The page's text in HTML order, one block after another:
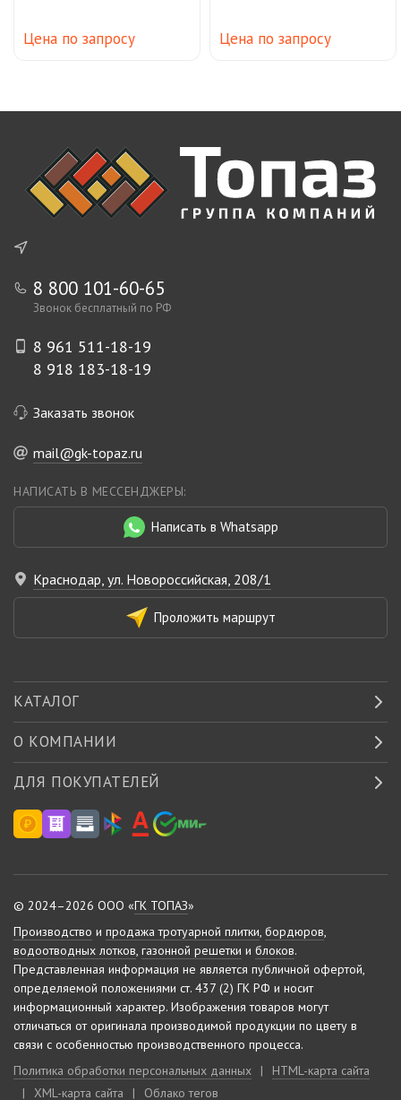
Цена по запросу Цена по запросу
8 800 101-60-65
Звонок бесплатный по РФ
8 961 511-18-19
8 918 183-18-19
Заказать звонок
mail@gk-topaz.ru
НАПИСАТЬ В МЕССЕНДЖЕРЫ:
Написать в Whatsapp
Краснодар, ул. Новороссийская, 208/1
Проложить маршрут
КАТАЛОГ
О КОМПАНИИ
ДЛЯ ПОКУПАТЕЛЕЙ
© 2024–2026 ООО «ГК ТОПАЗ»
Производство и продажа тротуарной плитки, бордюров,
водоотводных лотков, газонной решетки и блоков.
Представленная информация не является публичной офертой,
определяемой положениями ст. 437 (2) ГК РФ и носит
информационный характер. Изображения товаров могут
отличаться от оригинала производимой продукции по цвету в
связи с особенностью производственного процесса.
Политика обработки персональных данных
|
HTML-карта сайта
|
XML-карта сайта | Облако тегов